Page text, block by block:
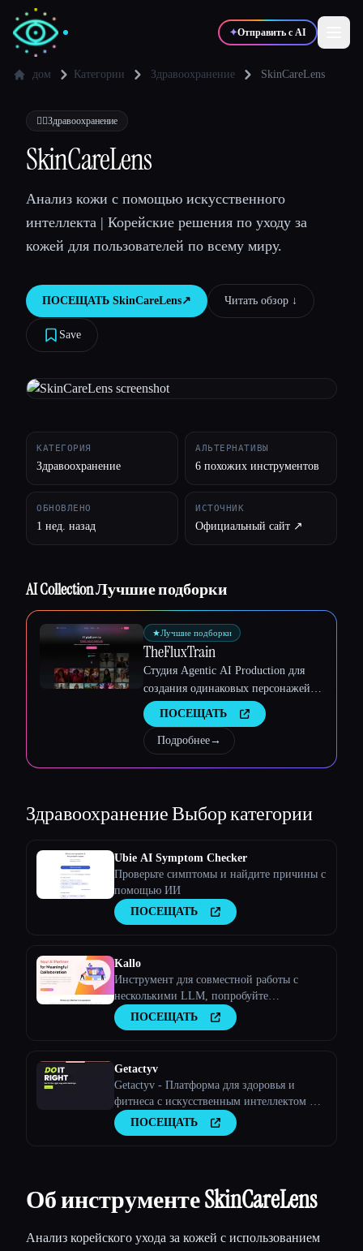
✦Отправить с AI
✍️Писатели
💻
🎓Студенты 🎬Креаторы
Блог
Сравнить инструменты
Все категории
дом Категории Здравоохранение SkinCareLens
👩‍⚕️Здравоохранение
SkinCareLens
Анализ кожи с помощью искусственного
интеллекта | Корейские решения по уходу за
кожей для пользователей по всему миру.
ПОСЕЩАТЬ SkinCareLens↗︎ Читать обзор ↓︎
Save
КАТЕГОРИЯ
Здравоохранение
АЛЬТЕРНАТИВЫ
6 похожих инструментов
ОБНОВЛЕНО
1 нед. назад
ИСТОЧНИК
Официальный сайт ↗︎
AI Collection Лучшие подборки
★Лучшие подборки
TheFluxTrain
Студия Agentic AI Production для
создания одинаковых персонажей,
рабочих процессов и видео
ПОСЕЩАТЬ
Подробнее→
ЗдравоохранениеВыбор категории
Ubie AI Symptom Checker
Проверьте симптомы и найдите причины с
помощью ИИ
ПОСЕЩАТЬ
Kallo
Инструмент для совместной работы с
несколькими LLM, попробуйте
инструмент искусственного интеллекта
ПОСЕЩАТЬ
Getactyv
Getactyv - Платформа для здоровья и
фитнеса с искусственным интеллектом и
компьютерным зрением
ПОСЕЩАТЬ
Об инструменте SkinCareLens
Анализ корейского ухода за кожей с использованием